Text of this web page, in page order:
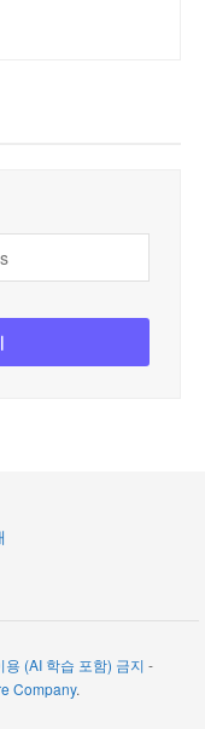
(AI 학습 포함) 금지 -
Company.